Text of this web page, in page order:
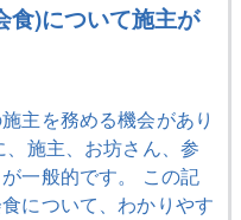
食)について施主が
主を務める機会があり
施主、お坊さん、参
一般的です。 この記
について、わかりやす